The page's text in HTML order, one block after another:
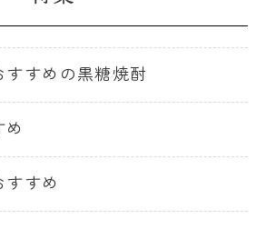
すめの黒糖焼酎
すすめ